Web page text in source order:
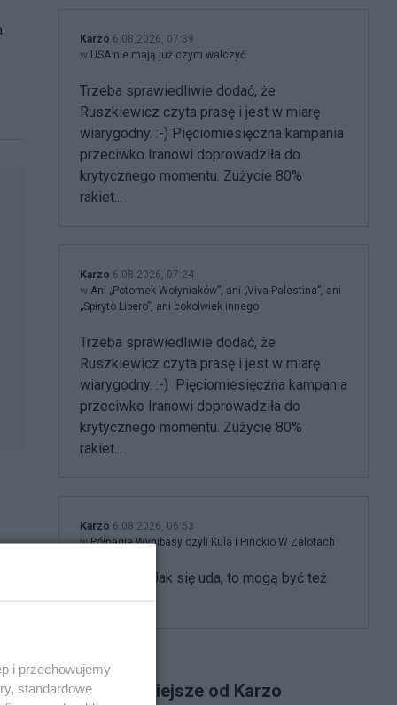
Karzo 6.08.2026, 07:39
w USA nie mają już czym walczyć
Trzeba sprawiedliwie dodać, że
Ruszkiewicz czyta prasę i jest w miarę
wiarygodny. :-) Pięciomiesięczna kampania
przeciwko Iranowi doprowadziła do
krytycznego momentu. Zużycie 80%
rakiet...
Karzo 6.08.2026, 07:24
w Ani „Potomek Wołyniaków”, ani „Viva Palestina”, ani
„Spiryto Libero”, ani cokolwiek innego
Trzeba sprawiedliwie dodać, że
Ruszkiewicz czyta prasę i jest w miarę
wiarygodny. :-) Pięciomiesięczna kampania
przeciwko Iranowi doprowadziła do
krytycznego momentu. Zużycie 80%
rakiet...
Karzo 6.08.2026, 06:53
wPółnagie Wygibasy czyli Kula i Pinokio W Zalotach
@ŻYWIOŁ Jak się uda, to mogą być też
Najpopularniejsze od Karzo
i przechowujemy
standardowe